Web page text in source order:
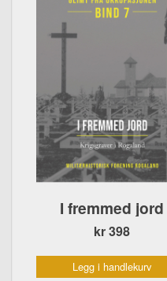
I fremmed jord
kr 398
Legg i handlekurv